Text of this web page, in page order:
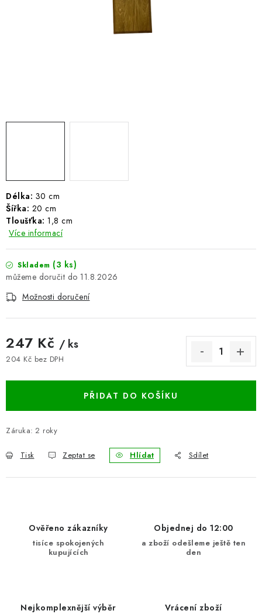
HODNOCENÍ OBCHODU
B2B - VELKOOBCHOD
NAPIŠTE NÁM
BLOG
Obchodní a dodací podmínky
Cookies
Bezpečnostní certifikáty
Délka: 30 cm
Šířka: 20 cm
Tloušťka: 1,8 cm
Více informací
Skladem (3 ks)
11.8.2026
Možnosti doručení
247 Kč / ks
204 Kč bez DPH
PŘIDAT DO KOŠÍKU
Záruka: 2 roky
Tisk Zeptat se Hlídat Sdílet
Ověřeno zákazníky
tisíce spokojených
kupujících
Objednej do 12:00
a zboží odešleme ještě ten
den
Nejkomplexnější výběr Vrácení zboží